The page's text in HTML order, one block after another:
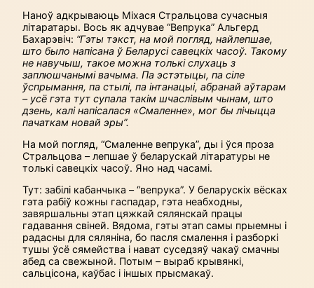
Наноў адкрываюць Міхася Стральцова сучасныя
літаратары. Вось як адчувае “Вепрука” Альгерд
Бахарэвіч: “Гэты тэкст, на мой погляд, найлепшае,
што было напісана ў Беларусі савецкіх часоў. Такому
не навучыш, такое можна толькі слухаць з
заплюшчанымі вачыма. Па эстэтыцы, па сіле
ўспрымання, па стылі, па інтанацыі, абранай аўтарам
– усё гэта тут супала такім шчаслівым чынам, што
дзень, калі напісалася «Смаленне», мог бы лічыцца
пачаткам новай эры”.
На мой погляд, “Смаленне вепрука”, ды і ўся проза
Стральцова – лепшае ў беларускай літаратуры не
толькі савецкіх часоў. Яно над часамі.
Тут: забілі кабанчыка – “вепрука”. У беларускіх вёсках
гэта рабіў кожны гаспадар, гэта неабходны,
завяршальны этап цяжкай сялянскай працы
гадавання свіней. Вядома, гэты этап самы прыемны і
радасны для сяляніна, бо пасля смалення і разборкі
тушы ўсё сямейства і нават суседзяў чакаў смачны
абед са свежыной. Потым – выраб крывянкі,
сальцісона, каўбас і іншых прысмакаў.